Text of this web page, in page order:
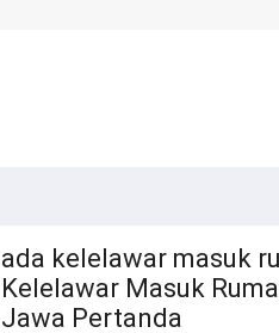
ada kelelawar masuk
Kelelawar Masuk
Jawa Pertanda